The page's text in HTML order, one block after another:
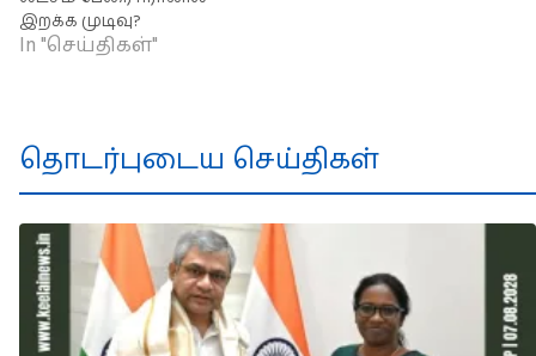
இறக்க முடிவு?
In "செய்திகள்"
தொடர்புடைய செய்திகள்